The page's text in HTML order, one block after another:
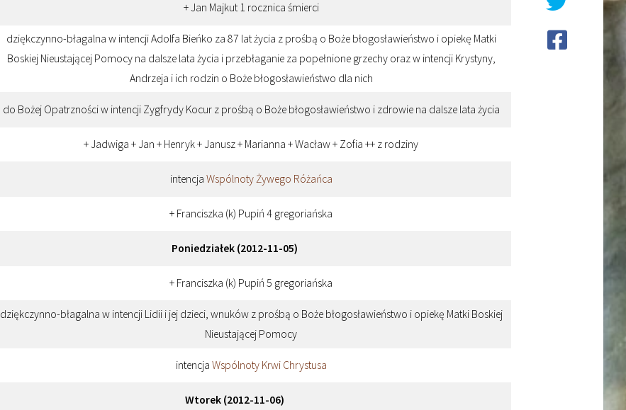
+ Jan Majkut 1 rocznica śmierci
dziękczynno-błagalna w intencji Adolfa Bieńko za 87 lat życia z prośbą o Boże błogosławieństwo i opiekę Matki
Boskiej Nieustającej Pomocy na dalsze lata życia i przebłaganie za popełnione grzechy oraz w intencji Krystyny,
Andrzeja i ich rodzin o Boże błogosławieństwo dla nich
do Bożej Opatrzności w intencji Zygfrydy Kocur z prośbą o Boże błogosławieństwo i zdrowie na dalsze lata życia
+ Jadwiga + Jan + Henryk + Janusz + Marianna + Wacław + Zofia ++ z rodziny
intencja Wspólnoty Żywego Różańca
+ Franciszka (k) Pupiń 4 gregoriańska
Poniedziałek (2012-11-05)
+ Franciszka (k) Pupiń 5 gregoriańska
dziękczynno-błagalna w intencji Lidii i jej dzieci, wnuków z prośbą o Boże błogosławieństwo i opiekę Matki Boskiej
Nieustającej Pomocy
intencja Wspólnoty Krwi Chrystusa
Wtorek (2012-11-06)